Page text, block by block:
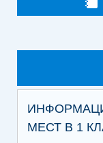
МЕСТ В 1